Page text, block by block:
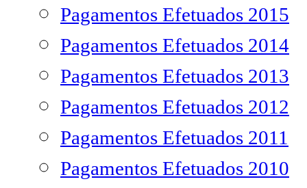
Pagamentos Efetuados 2015
Pagamentos Efetuados 2014
Pagamentos Efetuados 2013
Pagamentos Efetuados 2012
Pagamentos Efetuados 2011
Pagamentos Efetuados 2010